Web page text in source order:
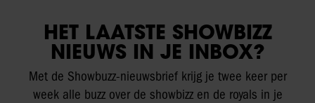
HET LAATSTE SHOWBIZZ
NIEUWS IN JE INBOX?
Met de Showbuzz-nieuwsbrief krijg je twee keer per
week alle buzz over de showbizz en de royals in je